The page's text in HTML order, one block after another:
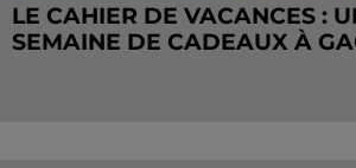
LE CAHIER DE VACANCES :
SEMAINE DE CADEAUX À